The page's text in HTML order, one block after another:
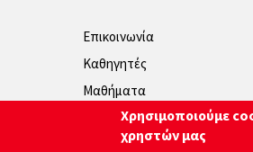
Επικοινωνία
Καθηγητές
Μαθήματα
Πολιτική απορρήτου
Χρησιμοποιούμε
χρηστών μας